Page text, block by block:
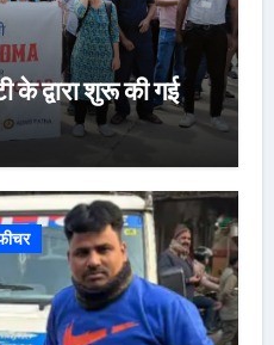
द्वारा शुरू की गई